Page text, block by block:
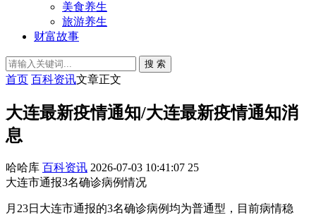
美食养生
旅游养生
财富故事
搜 索
首页 百科资讯文章正文
大连最新疫情通知/大连最新疫情通知消
息
哈哈库 百科资讯 2026-07-03 10:41:07 25
大连市通报3名确诊病例情况
月23日大连市通报的3名确诊病例均为普通型，目前病情稳